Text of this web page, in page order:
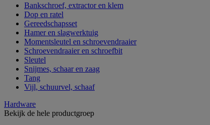
Bankschroef, extractor en klem
Dop en ratel
Gereedschapsset
Hamer en slagwerktuig
Momentsleutel en schroevendraaier
Schroevendraaier en schroefbit
Sleutel
Snijmes, schaar en zaag
Tang
Vijl, schuurvel, schaaf
Hardware
Bekijk de hele productgroep